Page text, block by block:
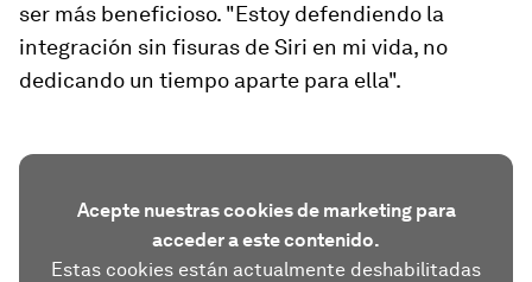
ser más beneficioso. "Estoy defendiendo la
integración sin fisuras de Siri en mi vida, no
dedicando un tiempo aparte para ella".
Acepte nuestras cookies de marketing para
acceder a este contenido.
Estas cookies están actualmente deshabilitadas